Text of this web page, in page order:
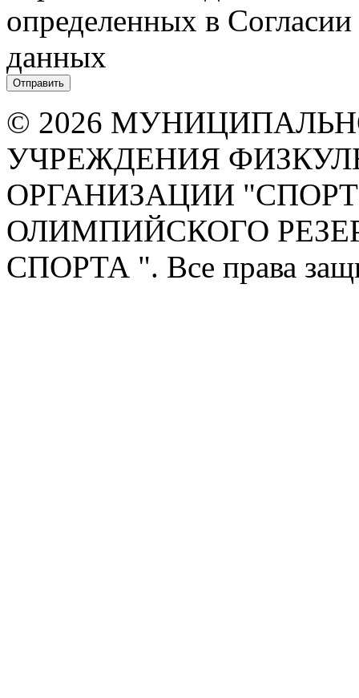
определенных в
данных
© 2026
УЧРЕЖДЕНИЯ
ОРГАНИЗАЦИИ
ОЛИМПИЙСКОГО
СПОРТА ". Все права